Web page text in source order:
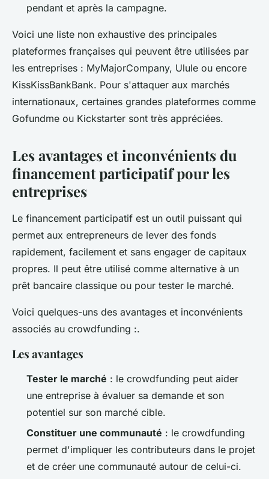
pendant et après la campagne.
Voici une liste non exhaustive des principales
plateformes françaises qui peuvent être utilisées par
les entreprises : MyMajorCompany, Ulule ou encore
KissKissBankBank. Pour s'attaquer aux marchés
internationaux, certaines grandes plateformes comme
Gofundme ou Kickstarter sont très appréciées.
Les avantages et inconvénients du
financement participatif pour les
entreprises
Le financement participatif est un outil puissant qui
permet aux entrepreneurs de lever des fonds
rapidement, facilement et sans engager de capitaux
propres. Il peut être utilisé comme alternative à un
prêt bancaire classique ou pour tester le marché.
Voici quelques-uns des avantages et inconvénients
associés au crowdfunding :.
Les avantages
Tester le marché : le crowdfunding peut aider
une entreprise à évaluer sa demande et son
potentiel sur son marché cible.
Constituer une communauté : le crowdfunding
permet d'impliquer les contributeurs dans le projet
et de créer une communauté autour de celui-ci.